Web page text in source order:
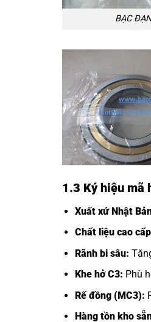
BẠC
1.3 Ký hiệu mã
Xuất xứ Nhật
Chất liệu cao
Rãnh bi sâu:
Khe hở C3: Phù
Rế đồng (MC3):
Hàng tồn kho